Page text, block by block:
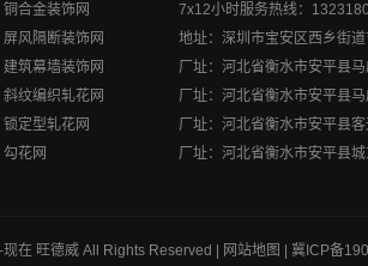
铜合金装饰网
屏风隔断装饰网
建筑幕墙装饰网
斜纹编织轧花网
锁定型轧花网
勾花网
7x12小时服务热线：
地址：深圳市宝安区西乡街
厂址：河北省衡水市安平县
厂址：河北省衡水市安平县
厂址：河北省衡水市安平县
厂址：河北省衡水市安平县城
在 旺德威All Rights Reserved | 网站地图 冀ICP备